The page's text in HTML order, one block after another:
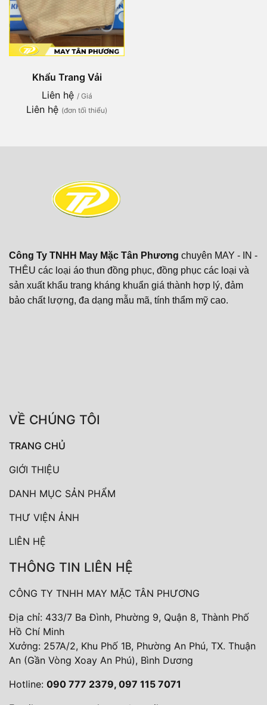
Khẩu Trang Vải
Liên hệ / Giá
Liên hệ (đơn tối thiểu)
Công Ty TNHH May Mặc Tân Phương chuyên MAY - IN -
THÊU các loại áo thun đồng phục, đồng phục các loại và
sản xuất khẩu trang kháng khuẩn giá thành hợp lý, đảm
bảo chất lượng, đa dạng mẫu mã, tính thẩm mỹ cao.
VỀ CHÚNG TÔI
TRANG CHỦ
GIỚI THIỆU
DANH MỤC SẢN PHẨM
THƯ VIỆN ẢNH
LIÊN HỆ
THÔNG TIN LIÊN HỆ
CÔNG TY TNHH MAY MẶC TÂN PHƯƠNG
Địa chỉ: 433/7 Ba Đình, Phường 9, Quận 8, Thành Phố
Hồ Chí Minh
Xưởng: 257A/2, Khu Phố 1B, Phường An Phú, TX. Thuận
An (Gần Vòng Xoay An Phú), Bình Dương
Hotline: 090 777 2379, 097 115 7071